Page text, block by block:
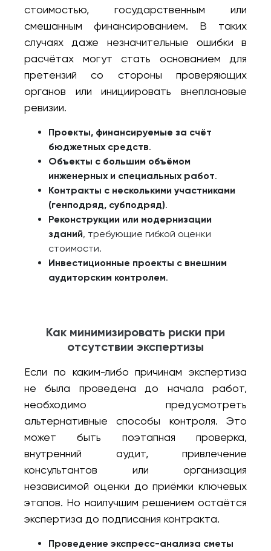
стоимостью, государственным или
смешанным финансированием. В таких
случаях даже незначительные ошибки в
расчётах могут стать основанием для
претензий со стороны проверяющих
органов или инициировать внеплановые
ревизии.
Проекты, финансируемые за счёт
бюджетных средств.
Объекты с большим объёмом
инженерных и специальных работ.
Контракты с несколькими участниками
(генподряд, субподряд).
Реконструкции или модернизации
зданий, требующие гибкой оценки
стоимости.
Инвестиционные проекты с внешним
аудиторским контролем.
Как минимизировать риски при
отсутствии экспертизы
Если по каким-либо причинам экспертиза
не была проведена до начала работ,
необходимо предусмотреть
альтернативные способы контроля. Это
может быть поэтапная проверка,
внутренний аудит, привлечение
консультантов или организация
независимой оценки до приёмки ключевых
этапов. Но наилучшим решением остаётся
экспертиза до подписания контракта.
Проведение экспресс-анализа сметы